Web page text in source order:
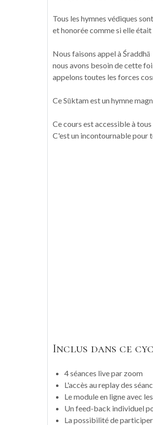
Tous les hymnes védiques
et honorée comme si elle
Nous faisons appel à
nous avons besoin de cette
appelons toutes les forces
Ce Sūktam est un hymne
Ce cours est accessible à
C'est un incontournable pour
Inclus dans ce
4 séances live par zoom
L'accès au replay des
Le module en ligne avec
Un feed-back individuel
La possibilité de